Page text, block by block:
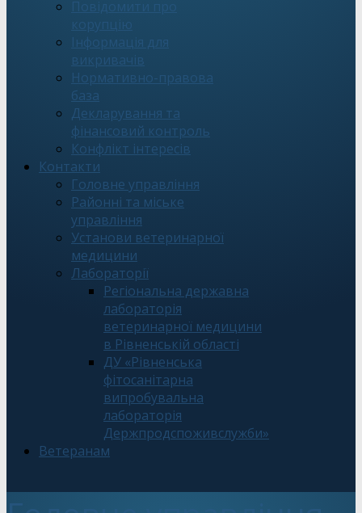
Повідомити про
корупцію
Інформація для
викривачів
Нормативно-правова
база
Декларування та
фінансовий контроль
Конфлікт інтересів
Контакти
Головне управління
Районні та міське
управління
Установи ветеринарної
медицини
Лабораторії
Регіональна державна
лабораторія
ветеринарної медицини
в Рівненській області
ДУ «Рівненська
фітосанітарна
випробувальна
лабораторія
Держпродспоживслужби»
Ветеранам